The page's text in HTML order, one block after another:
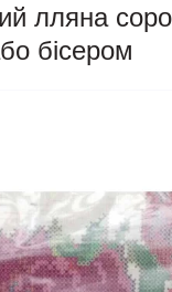
лляна
бісером